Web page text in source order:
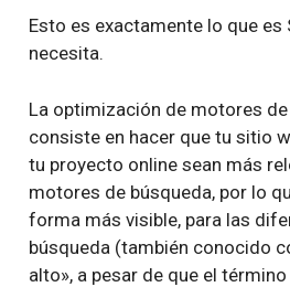
Esto es exactamente lo que es
necesita.
La optimización de motores de
consiste en hacer que tu sitio
tu proyecto online sean más
motores de búsqueda, por lo
forma más visible, para las
búsqueda (también conocido
alto», a pesar de que el